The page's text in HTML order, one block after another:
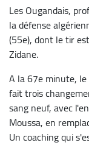
Les Ougandais,
la défense
(55e), dont le tir
Zidane.
A la 67e minute,
fait trois
sang neuf, avec
Moussa, en
Un coaching qui